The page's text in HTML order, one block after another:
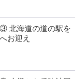
北海道の道の駅を
お迎え